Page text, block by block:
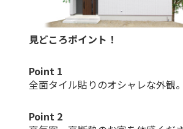
見どころポイント！
Point 1
全面タイル貼りのオシャレな外観
Point 2